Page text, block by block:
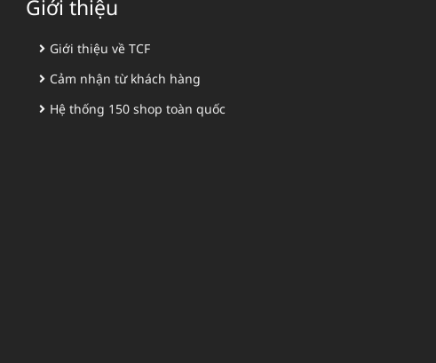
Giới thiệu
Giới thiệu về TCF
Cảm nhận từ khách hàng
Hệ thống 150 shop toàn quốc